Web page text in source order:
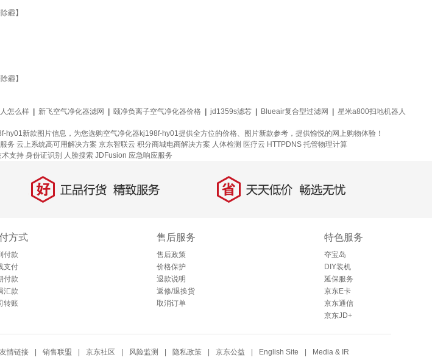
霾】
霾】
怎么样 新飞空气净化器滤网 颐净负离子空气净化器价格 jd1359s滤芯 Blueair复合型过滤网
星米a800扫地机器人
新款图片信息，为您选购空气净化器kj198f-hy01提供全方位的价格、图片新款参考，提供愉悦的网上购物体验！
务 云上系统高可用解决方案 京东智联云 积分商城电商解决方案 人体检测 医疗云 HTTPDNS 托管物理计算
术支持 身份证识别 人脸搜索 JDFusion 应急响应服务
好 正品行货，精致服务 省 天天低价，畅选无忧
方式
付款
支付
付款
汇款
转账
售后服务
售后政策
价格保护
退款说明
返修/退换货
取消订单
特色服务
夺宝岛
DIY装机
延保服务
京东E卡
京东通信
京东JD+
友情链接 销售联盟 京东社区 风险监测 隐私政策 京东公益 English Site Media & IR